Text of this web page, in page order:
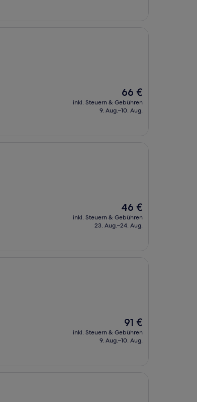
Der
Preis
beträgt
66 €
inkl. Steuern & Gebühren
9. Aug.–10. Aug.
Der
Preis
beträgt
46 €
inkl. Steuern & Gebühren
23. Aug.–24. Aug.
Der
Preis
beträgt
91 €
inkl. Steuern & Gebühren
9. Aug.–10. Aug.